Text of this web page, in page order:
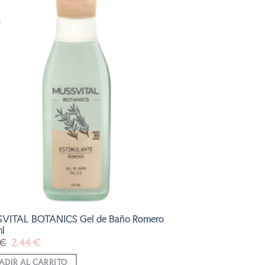
BOTANICS Gel de Baño Romero
El
precio
original
2,44€El
actual
AL CARRITO